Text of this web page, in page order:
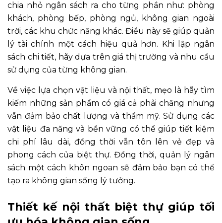
chia nhỏ ngân sách ra cho từng phần như: phòng
khách, phòng bếp, phòng ngủ, không gian ngoài
trời, các khu chức năng khác. Điều này sẽ giúp quản
lý tài chính một cách hiệu quả hơn. Khi lập ngân
sách chi tiết, hãy dựa trên giá thị trường và nhu cầu
sử dụng của từng không gian.
Về việc lựa chọn vật liệu và nội thất, mẹo là hãy tìm
kiếm những sản phẩm có giá cả phải chăng nhưng
vẫn đảm bảo chất lượng và thẩm mỹ. Sử dụng các
vật liệu đa năng và bền vững có thể giúp tiết kiệm
chi phí lâu dài, đồng thời vẫn tôn lên vẻ đẹp và
phong cách của biệt thự. Đồng thời, quản lý ngân
sách một cách khôn ngoan sẽ đảm bảo bạn có thể
tạo ra không gian sống lý tưởng.
Thiết kế nội thất biệt thự giúp tối